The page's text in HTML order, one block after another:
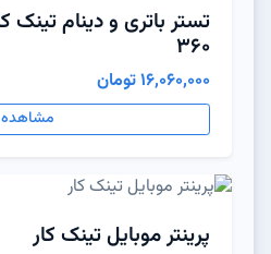
تستر باتری و دینام
360
16,060,000 تومان
مشاهده
پرینتر موبایل تینک کار